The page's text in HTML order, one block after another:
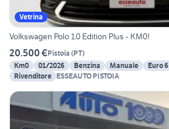
Vetrina
Volkswagen Polo 1.0 Edition Plus - KM0!
20.500 €Pistoia (PT)
Km0
01/2026 Benzina Manuale
Euro 6
Rivenditore ESSEAUTO PISTOIA